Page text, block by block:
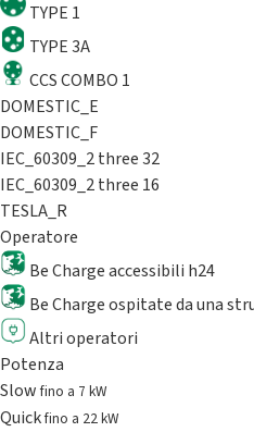
TYPE 1
TYPE 3A
CCS COMBO 1
DOMESTIC_E
DOMESTIC_F
IEC_60309_2 three 32
IEC_60309_2 three 16
TESLA_R
Operatore
Be Charge accessibili h24
Be Charge ospitate da una
Altri operatori
Potenza
Slowfino a 7 kW
Quickfino a 22 kW